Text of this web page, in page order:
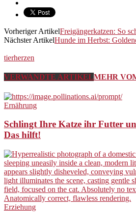
Vorheriger ArtikelFreigängerkatzen: So
Nächster ArtikelHunde im Herbst:
tierherzen
VERWANDTE ARTIKELMEHR
Ernährung
Schlingt Ihre Katze ihr Futter
Das hilft!
Erziehung